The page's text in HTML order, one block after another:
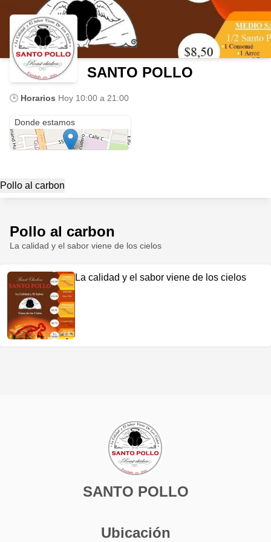
SANTO POLLO
🕒 Horarios Hoy 10:00 a 21:00
Donde estamos
Pollo al carbon
Pollo al carbon
La calidad y el sabor viene de los cielos
La calidad y el sabor viene de los cielos
SANTO POLLO
Ubicación